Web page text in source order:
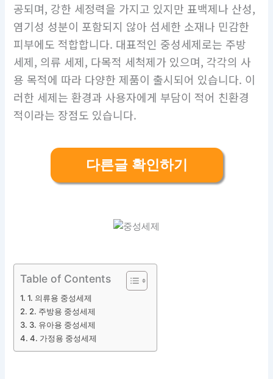
공되며, 강한 세정력을 가지고 있지만 표백제나 산성,
염기성 성분이 포함되지 않아 섬세한 소재나 민감한
피부에도 적합합니다. 대표적인 중성세제로는 주방
세제, 의류 세제, 다목적 세척제가 있으며, 각각의 사
용 목적에 따라 다양한 제품이 출시되어 있습니다. 이
러한 세제는 환경과 사용자에게 부담이 적어 친환경
적이라는 장점도 있습니다.
다른글 확인하기
Table of Contents
1. 의류용 중성세제
2. 주방용 중성세제
3. 유아용 중성세제
4. 가정용 중성세제